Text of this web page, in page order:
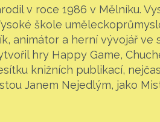
v roce 1986 v Mělníku.
škole
animátor a herní vývojář ve
hry Happy Game,
knižních publikací,
Janem Nejedlým, jako